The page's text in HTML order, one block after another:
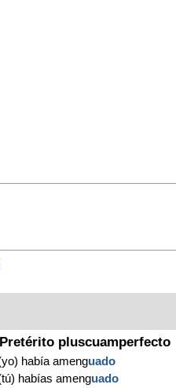
Pretérito pluscuamperfecto
había amenguado
habías amenguado